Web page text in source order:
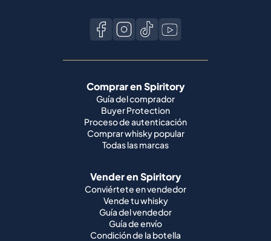
Comprar en Spiritory
Guía del comprador
Buyer Protection
Proceso de autenticación
Comprar whisky popular
Todas las marcas
Vender en Spiritory
Conviértete en vendedor
Vende tu whisky
Guía del vendedor
Guía de envío
Condición de la botella